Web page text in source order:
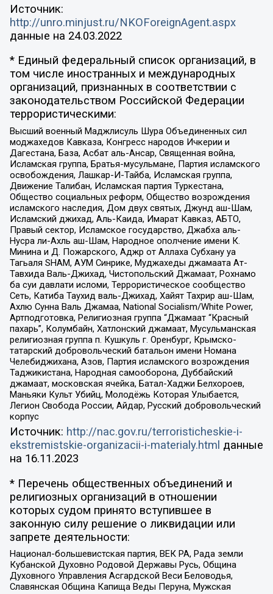
Источник:
http://unro.minjust.ru/NKOForeignAgent.aspx
данные на 24.03.2022
* Единый федеральный список организаций, в
том числе иностранных и международных
организаций, признанных в соответствии с
законодательством Российской Федерации
террористическими:
Высший военный Маджлисуль Шура Объединенных сил
моджахедов Кавказа, Конгресс народов Ичкерии и
Дагестана, База, Асбат аль-Ансар, Священная война,
Исламская группа, Братья-мусульмане, Партия исламского
освобождения, Лашкар-И-Тайба, Исламская группа,
Движение Талибан, Исламская партия Туркестана,
Общество социальных реформ, Общество возрождения
исламского наследия, Дом двух святых, Джунд аш-Шам,
Исламский джихад, Аль-Каида, Имарат Кавказ, АБТО,
Правый сектор, Исламское государство, Джабха аль-
Нусра ли-Ахль аш-Шам, Народное ополчение имени К.
Минина и Д. Пожарского, Аджр от Аллаха Субхану уа
Тагьаля SHAM, АУМ Синрике, Муджахеды джамаата Ат-
Тавхида Валь-Джихад, Чистопольский Джамаат, Рохнамо
ба суи давлати исломи, Террористическое сообщество
Сеть, Катиба Таухид валь-Джихад, Хайят Тахрир аш-Шам,
Ахлю Сунна Валь Джамаа, National Socialism/White Power,
Артподготовка, Религиозная группа “Джамаат “Красный
пахарь”, Колумбайн, Хатлонский джамаат, Мусульманская
религиозная группа п. Кушкуль г. Оренбург, Крымско-
татарский добровольческий батальон имени Номана
Челебиджихана, Азов, Партия исламского возрождения
Таджикистана, Народная самооборона, Дуббайский
джамаат, московская ячейка, Батал-Хаджи Белхороев,
Маньяки Культ Убийц, Молодёжь Которая Улыбается,
Легион Свобода России, Айдар, Русский добровольческий
корпус
Источник: http://nac.gov.ru/terroristicheskie-i-
ekstremistskie-organizacii-i-materialy.html данные
на 16.11.2023
* Перечень общественных объединений и
религиозных организаций в отношении
которых судом принято вступившее в
законную силу решение о ликвидации или
запрете деятельности:
Национал-большевистская партия, ВЕК РА, Рада земли
Кубанской Духовно Родовой Державы Русь, Община
Духовного Управления Асгардской Веси Беловодья,
Славянская Община Капища Веды Перуна, Мужская